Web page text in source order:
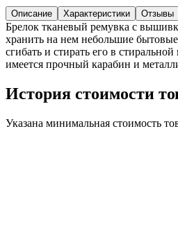
Описание Характеристики Отзывы
Брелок тканевый ремувка с
хранить на нем небольшие
сгибать и стирать его в
имеется прочный карабин и
История стоимости
Указана минимальная стоимость